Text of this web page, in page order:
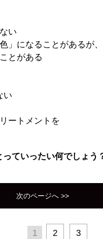
い
」になることがあるが
とがある
い
ートメントを
ていったい何でしょう
次のページへ >>
1 2 3